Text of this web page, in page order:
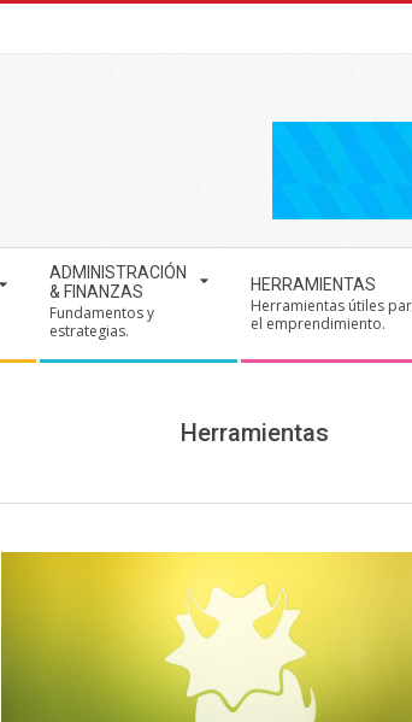
ADMINISTRACIÓN
& FINANZAS
Fundamentos y
estrategias.
HERRAMIENTAS
Herramientas útiles
el emprendimiento.
Herramientas